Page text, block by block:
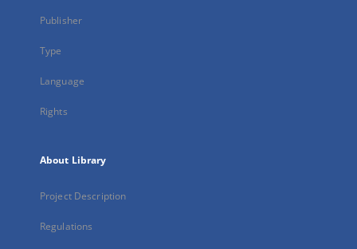
Publisher
Type
Language
Rights
About Library
Project Description
Regulations